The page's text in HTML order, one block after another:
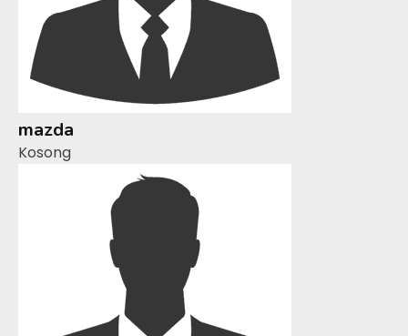
mazda
Kosong